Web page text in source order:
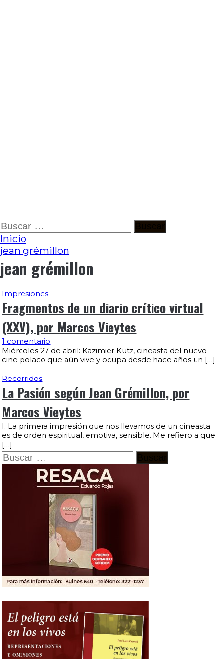
Ir
al
contenido
Buscar:
Inicio
jean grémillon
jean grémillon
Impresiones
Fragmentos de un diario crítico virtual
(XXV), por Marcos Vieytes
1 comentario
Miércoles 27 de abril: Kazimier Kutz, cineasta del nuevo
cine polaco que aún vive y ocupa desde hace años un […]
Recorridos
La Pasión según Jean Grémillon, por
Marcos Vieytes
I. La primera impresión que nos llevamos de un cineasta
es de orden espiritual, emotiva, sensible. Me refiero a que
[…]
Buscar: